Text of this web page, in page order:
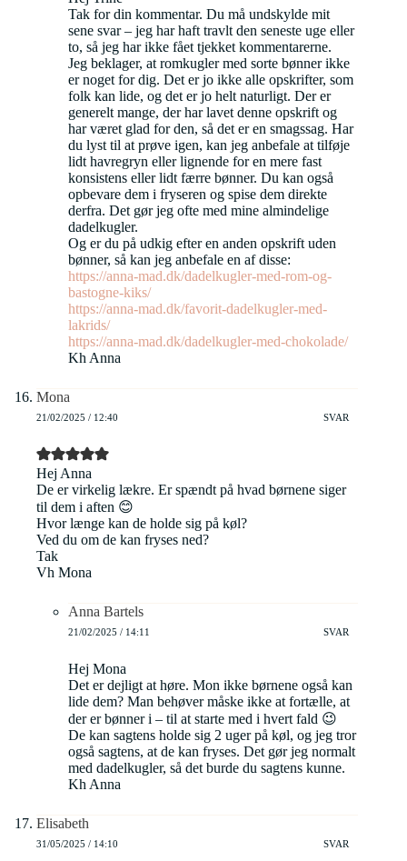
Tak for din kommentar. Du må undskylde mit
sene svar – jeg har haft travlt den seneste uge eller
to, så jeg har ikke fået tjekket kommentarerne.
Jeg beklager, at romkugler med sorte bønner ikke
er noget for dig. Det er jo ikke alle opskrifter, som
folk kan lide, og det er jo helt naturligt. Der er
generelt mange, der har lavet denne opskrift og
har været glad for den, så det er en smagssag. Har
du lyst til at prøve igen, kan jeg anbefale at tilføje
lidt havregryn eller lignende for en mere fast
konsistens eller lidt færre bønner. Du kan også
opbevare dem i fryseren og spise dem direkte
derfra. Det gør jeg ofte med mine almindelige
dadelkugler.
Og er du på udkig efter en anden opskrift uden
bønner, så kan jeg anbefale en af disse:
https://anna-mad.dk/dadelkugler-med-rom-og-
bastogne-kiks/
https://anna-mad.dk/favorit-dadelkugler-med-
lakrids/
https://anna-mad.dk/dadelkugler-med-chokolade/
Kh Anna
Mona
21/02/2025 / 12:40 SVAR
Hej Anna
De er virkelig lækre. Er spændt på hvad børnene siger
til dem i aften 😊
Hvor længe kan de holde sig på køl?
Ved du om de kan fryses ned?
Tak
Vh Mona
Anna Bartels
21/02/2025 / 14:11 SVAR
Hej Mona
Det er dejligt at høre. Mon ikke børnene også kan
lide dem? Man behøver måske ikke at fortælle, at
der er bønner i – til at starte med i hvert fald 😉
De kan sagtens holde sig 2 uger på køl, og jeg tror
også sagtens, at de kan fryses. Det gør jeg normalt
med dadelkugler, så det burde du sagtens kunne.
Kh Anna
Elisabeth
31/05/2025 / 14:10 SVAR